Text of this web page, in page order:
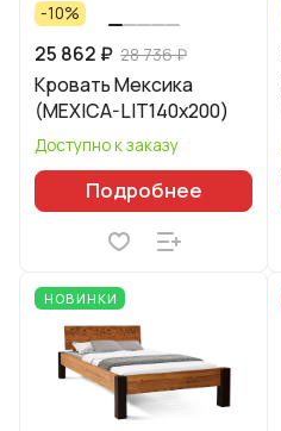
-10%
25 862 ₽ 28 736 ₽
Кровать Мексика
(MEXICA-LIT140х200)
Доступно к заказу
Подробнее
НОВИНКИ